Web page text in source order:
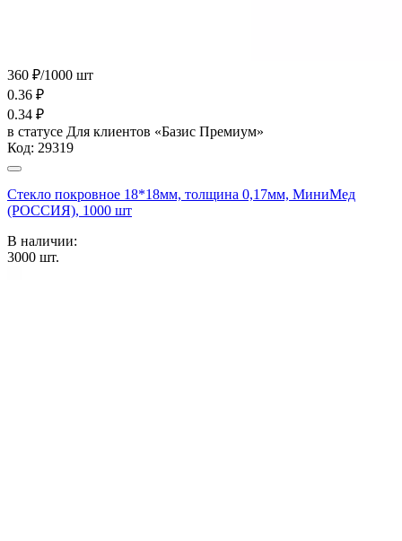
360 ₽/1000 шт
0.36 ₽
0.34 ₽
в статусе Для клиентов «Базис Премиум»
Код: 29319
Стекло покровное 18*18мм, толщина 0,17мм, МиниМед
(РОССИЯ), 1000 шт
В наличии:
3000 шт.